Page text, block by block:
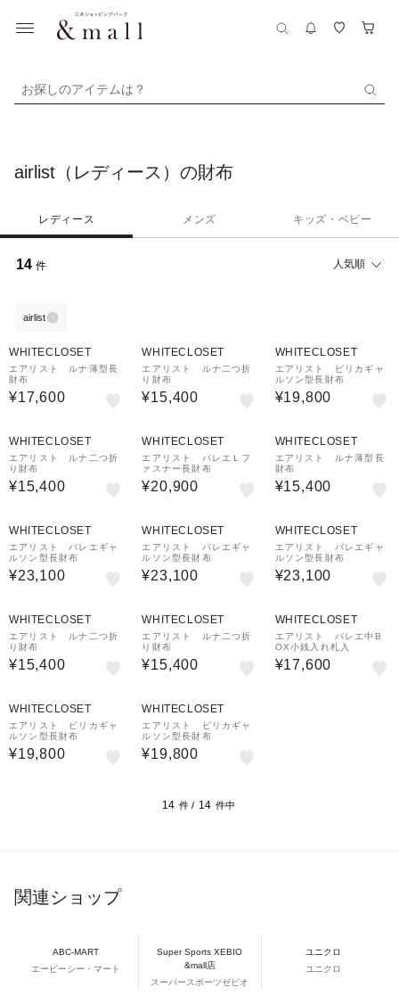
お探しのアイテムは？
airlist（レディース）の財布
レディース メンズ キッズ・ベビー
14 件 人気順
airlist
WHITECLOSET
エアリスト ルナ薄型長
財布
¥17,600
WHITECLOSET
エアリスト ルナ二つ折
り財布
¥15,400
WHITECLOSET
エアリスト ピリカギャ
ルソン型長財布
¥19,800
WHITECLOSET
エアリスト ルナ二つ折
り財布
¥15,400
WHITECLOSET
エアリスト バレエＬフ
ァスナー長財布
¥20,900
WHITECLOSET
エアリスト ルナ薄型長
財布
¥15,400
WHITECLOSET
エアリスト バレエギャ
ルソン型長財布
¥23,100
WHITECLOSET
エアリスト バレエギャ
ルソン型長財布
¥23,100
WHITECLOSET
エアリスト バレエギャ
ルソン型長財布
¥23,100
WHITECLOSET
エアリスト ルナ二つ折
り財布
¥15,400
WHITECLOSET
エアリスト ルナ二つ折
り財布
¥15,400
WHITECLOSET
エアリスト バレエ中B
OX小銭入れ札入
¥17,600
WHITECLOSET
エアリスト ピリカギャ
ルソン型長財布
¥19,800
WHITECLOSET
エアリスト ピリカギャ
ルソン型長財布
¥19,800
14 件 / 14 件中
関連ショップ
ABC-MART
エービーシー・マート
Super Sports XEBIO
&mall店
スーパースポーツゼビオ
ユニクロ
ユニクロ